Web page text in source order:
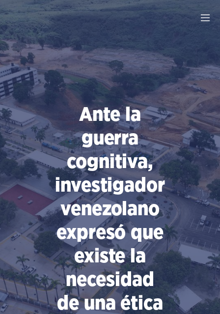
al
contenido
Ante la
guerra
cognitiva,
investigador
venezolano
expresó que
existe la
necesidad
de una ética